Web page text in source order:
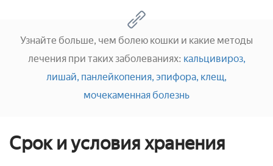
Узнайте больше, чем болею кошки и какие методы
лечения при таких заболеваниях: кальцивироз,
лишай, панлейкопения, эпифора, клещ,
мочекаменная болезнь
Срок и условия хранения